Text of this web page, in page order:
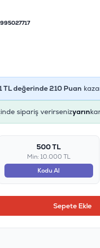
TL değerinde210Puan
sipariş verirsenizyarın
500 TL
Min: 10.000 TL
Kodu Al
Sepete Ekle